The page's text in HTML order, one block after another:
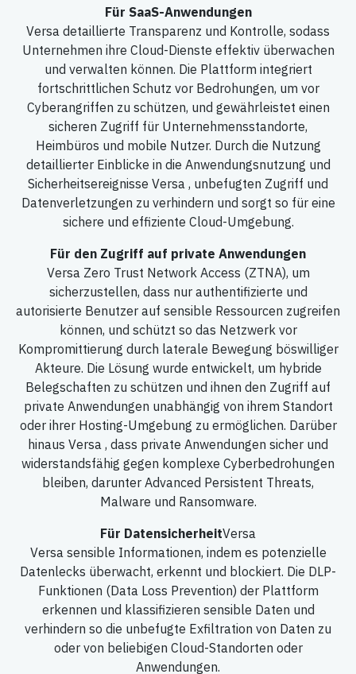
Für SaaS-Anwendungen
Versa detaillierte Transparenz und Kontrolle, sodass
Unternehmen ihre Cloud-Dienste effektiv überwachen
und verwalten können. Die Plattform integriert
fortschrittlichen Schutz vor Bedrohungen, um vor
Cyberangriffen zu schützen, und gewährleistet einen
sicheren Zugriff für Unternehmensstandorte,
Heimbüros und mobile Nutzer. Durch die Nutzung
detaillierter Einblicke in die Anwendungsnutzung und
Sicherheitsereignisse Versa , unbefugten Zugriff und
Datenverletzungen zu verhindern und sorgt so für eine
sichere und effiziente Cloud-Umgebung.
Für den Zugriff auf private Anwendungen
Versa Zero Trust Network Access (ZTNA), um
sicherzustellen, dass nur authentifizierte und
autorisierte Benutzer auf sensible Ressourcen zugreifen
können, und schützt so das Netzwerk vor
Kompromittierung durch laterale Bewegung böswilliger
Akteure. Die Lösung wurde entwickelt, um hybride
Belegschaften zu schützen und ihnen den Zugriff auf
private Anwendungen unabhängig von ihrem Standort
oder ihrer Hosting-Umgebung zu ermöglichen. Darüber
hinaus Versa , dass private Anwendungen sicher und
widerstandsfähig gegen komplexe Cyberbedrohungen
bleiben, darunter Advanced Persistent Threats,
Malware und Ransomware.
Für DatensicherheitVersa
Versa sensible Informationen, indem es potenzielle
Datenlecks überwacht, erkennt und blockiert. Die DLP-
Funktionen (Data Loss Prevention) der Plattform
erkennen und klassifizieren sensible Daten und
verhindern so die unbefugte Exfiltration von Daten zu
oder von beliebigen Cloud-Standorten oder
Anwendungen.